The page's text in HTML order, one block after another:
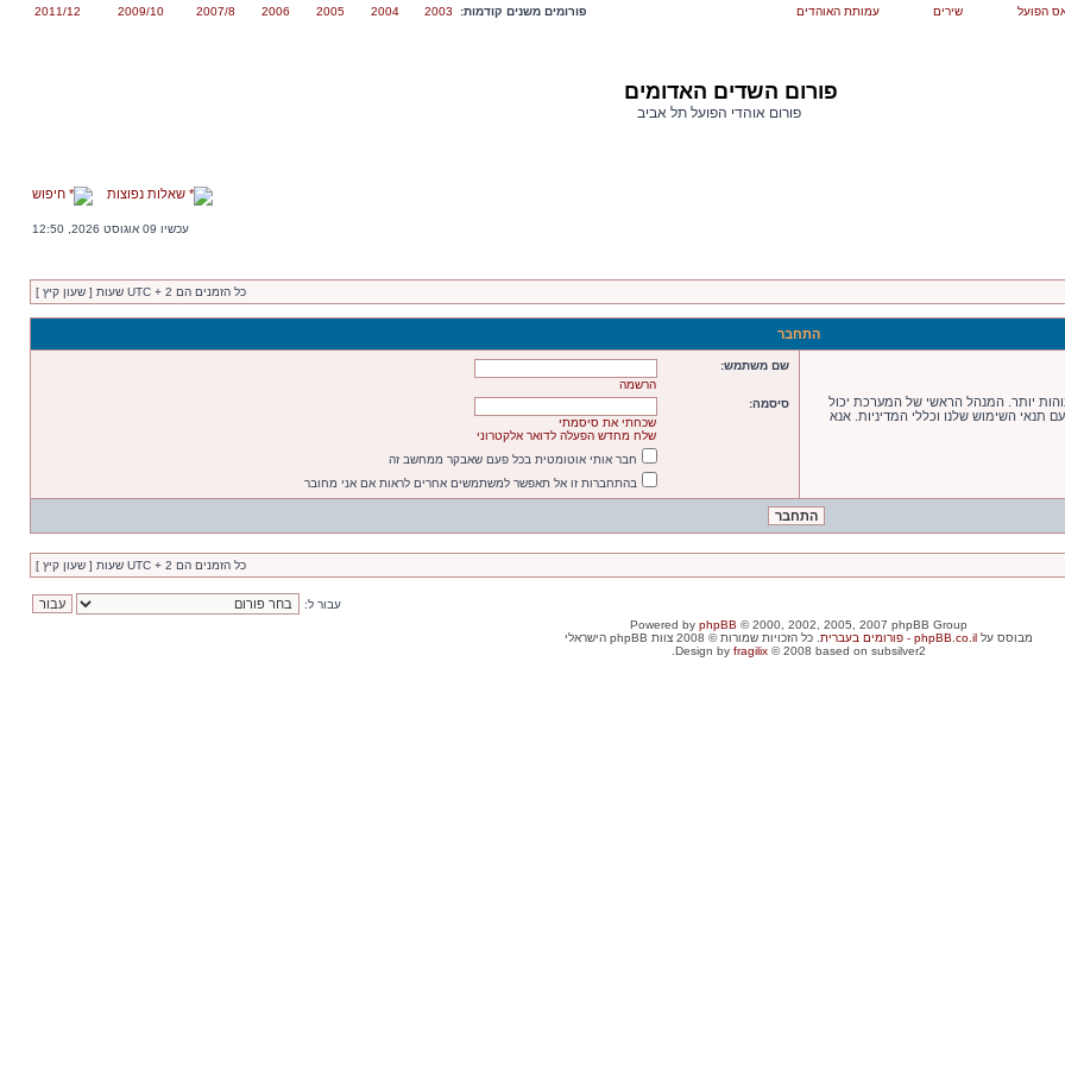
הפועל שירים עמותת האוהדים פורומים משנים קודמות: 2003
2004
2005
2006
2007/8
2009/10
2011/12
פורום השדים האדומים
פורום אוהדי הפועל תל אביב
שאלות נפוצות חיפוש
עכשיו 09 אוגוסט 2026, 12:50
כל הזמנים הם UTC + 2 שעות [ שעון קיץ ]
התחבר
יותר. המנהל הראשי של המערכת יכול
השימוש שלנו וכללי המדיניות. אנא
שם משתמש:
הרשמה
סיסמה:
שכחתי את סיסמתי
שלח מחדש הפעלה לדואר אלקטרוני
חבר אותי אוטומטית בכל פעם שאבקר ממחשב זה
בהתחברות זו אל תאפשר למשתמשים אחרים לראות אם אני מחובר
כל הזמנים הם UTC + 2 שעות [ שעון קיץ ]
עבור ל:
Powered by phpBB © 2000, 2002, 2005, 2007 phpBB Group
מבוסס על phpBB.co.il - פורומים בעברית
. כל הזכויות שמורות © 2008 צוות phpBB הישראלי
Design by fragilix © 2008 based on subsilver2.